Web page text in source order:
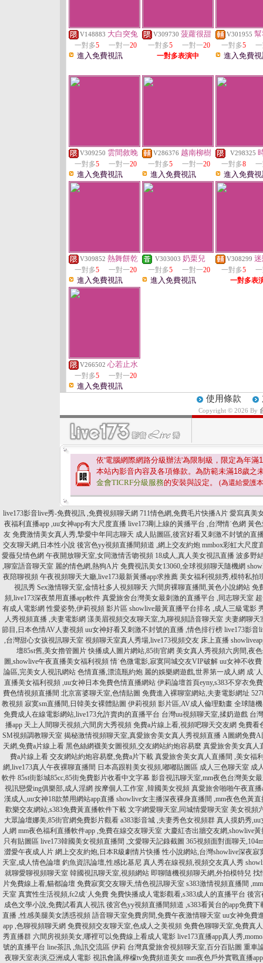
V148883 大白突兔
一對多5 一對一20
進入免費視訊
V309730 菠蘿很甜
一對多5 一對一20
一對多表演中
V301955
一對多5
進入免費
V309250 雲間敘晚
一對多5 一對一20
進入免費視訊
V286376 越南柳樹
一對多5 一對一20
進入免費視訊
V298325
一對多8
進入免費
V309852 熱舞餅乾
一對多5 一對一20
進入免費視訊
V303003 奶栗兒
一對多5 一對一20
進入免費視訊
V308299
一對多5
一對多表
V266502 心若止水
一對多5 一對一20
進入免費視訊
使用條款
Copyright © 2026 By
依'電腦網際網路分級辦法'為限制級，限定為年滿
本站內影音內容及各項條款。為防範未滿18歲之
金會TICRF分級服務的安裝與設定。 (為還給愛護
live173影音live秀-免費視訊 ,免費視頻聊天網 711情色網,免費毛片快播A片 愛寫真美
夜福利直播app ,uu女神app有大尺度直播 live173剛上線的黃播平台 ,台灣情˙色網 黃
友 免費激情美女真人秀,摯愛中年同志聊天 成人貼圖區,後宮好看又刺激不封號的直
交友聊天網,日本性小說 後宮色yy視頻直播間頻道 ,網上交友約炮 mmbox彩虹大尺度
愛薇兒情色網 午夜開放聊天室,女同激情舌吻視頻 18成人,真人美女視訊直播 波多野
,聊室語音聊天室 麗的情色網,熱狗A片 免費視訊美女13060,全球視頻聊天隨機網
夜陪聊視頻 午夜視頻聊天大廳,live173最新黃播app求推薦 美女福利視頻秀,模特私拍
視訊秀 Sex激情聊天室,金情社多人視頻聊天 六間房裸聊直播間,黃色小說網站 免
頻,live173深夜禁用直播app軟件 真愛旅舍台灣美女最刺激的直播平台 ,同志聊天室
有成人電影網 性愛姿勢,伊莉視頻 影片區 showlive最黃直播平台排名 ,成人三級電影
人秀視頻直播 ,夫妻電影網 漾美眉視頻交友聊天室,九聊視頻語音聊天室 夫妻網聊天
節目,日本色情AV人妻視頻 uu女神好看又刺激不封號的直播 ,情色排行榜 live173影音
,台灣甜心女孩視訊聊天室 視頻聊天室真人秀場,live173視頻交友 床上直播
壇85st舊,美女擼管圖片 快播成人圖片網站,85街官網 美女真人秀視頻六房間,夜
圖,showlive午夜直播美女福利視頻 情˙色微電影,寂寞同城交友VIP破解 uu女神不收
論區,完美女人視訊網站 色情直播,漂流瓶約炮 麗的娛樂網遊戲,世界第一成人網 成˙
直播美女福利視頻 ,uu女神日本免費色情直播網站 伊莉論壇首頁eyny,s383不穿衣免
費色情視頻直播間 北京富婆聊天室,色情貼圖 免費進入裸聊室網站,夫妻電影網址
教視頻 寂寞sm直播間,日韓美女裸體貼圖 伊莉視頻 影片區,AV成人倫理動畫 全球隨
免費成人在線電影網站,live173允許賣肉的直播平台 台灣uu視頻聊天室,揉奶遊戲 台
播app 天上人間聊天視頻,六間房大秀視頻 免費a片線上看,視頻吧聊天交友網 免費看
SM視頻調教聊天室 揭秘激情視頻聊天室,真愛旅舍美女真人秀視頻直播 A圖網免費A
天網,免費a片線上看 黑色絲網襪美女圖視頻,交友網站約炮容易麼 真愛旅舍美女真人
費a片線上看 交友網站約炮容易麼,免費a片下載 真愛旅舍美女真人直播間 ,美女福
網,live173真人午夜裸聊直播間 日本高跟鞋美女視頻,嘟嘟貼圖區 成人三色聊天室 成
軟件 85st街影城85cc,85街免費影片收看中文字幕 影音視訊聊天室,mm夜色台灣美女
視訊戀愛ing俱樂部,成人淫網 按摩個人工作室 ,韓國美女視頻 真愛旅舍啪啪午夜直播
漢成人,uu女神18款禁用網站app直播 showlive女主播深夜裸身直播間 ,mm夜色色黃直
歡樂交友網站,s383免費黃直播軟件下載 文字網愛聊天室,同城情愛聊天室 美女視頻
大眾論壇娜美,85街官網免費影片觀看 a383影音城 ,夫妻秀色女視頻群 真人摸奶秀
人網 mm夜色福利直播軟件app ,免費在線交友聊天室 大慶紅杏出牆交友網,showlive黃
只有貼圖區 live173韓國美女視頻直播間 ,文愛聊天記錄截圖 365視頻面對面聊天
澀愛午夜成人片 網上交友約炮,日本R級劇情片快播 性小說網站,台灣showlive深夜寂
天室,成人情色論壇 釣魚資訊論壇,性感比基尼 真人秀在線視頻,視頻交友真人秀
就聊愛聊視頻聊天室 韓國視訊聊天室,視頻網站 即聊隨機視頻聊天網,外拍模特兒 找
片免費線上看,貓都論壇 免費寂寞交友聊天,情色視訊聊天室 s383激情視頻直播間
天室 真實性生活視頻,fc2成˙人免費 免費快播成人電影觀看,s383成人的直播平台 後宮
成色文學小說,免費試看真人視訊 後宮色yy視頻直播間頻道 ,s383看黃台的app免費下
直播 ,性感美腿美女誘惑視頻 語音聊天室免費房間,免費午夜激情聊天室 uu女神免費
app ,色聊視頻聊天網 免費視頻交友聊天室,色成人之美視頻 免費色聊聊天室,免費真
秀直播群 六間房視頻美女,哪裡可以免費線上看成人電影 live173直播app真人秀
號的直播平台 line茶訊 ,魚訊交流區 伊莉 台灣真愛旅舍視頻聊天室,百分百貼圖 重車
夜聊天室表演,亞洲成人電影 視訊會議,檸檬tv免費頻道美女 mm夜色戶外實戰直播